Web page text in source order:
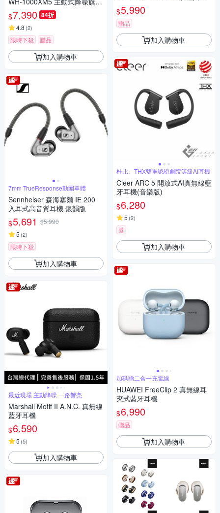
藍牙耳機(頂級降噪 /極真音質/
配戴舒適)
$7,390 84折
4.8 (2)
限時下殺 贈品
加入購物車
7mm TrueResponse動圈單體
Sennheiser 森海塞爾 IE 200
入耳式高音質耳機 銀韻版
$5,691 $5,990
5 (2)
限時下殺
加入購物車
最近現場 主動降噪 一路響亮
Marshall Motif II A.N.C. 真無線
藍牙耳機
$6,590
5 (5)
加入購物車
線藍牙耳機第四代
$5,990
贈品
加入購物車
杜比、THX雙重認證劇院等級AI耳機
Cleer ARC 5 開放式AI真無線藍
牙耳機(音樂版)
$6,280
5 (2)
券
加入購物車
加碼贈二合一充電線
HUAWEI FreeClip 2 真無線耳
夾式藍牙耳機
$6,990
贈品
加入購物車